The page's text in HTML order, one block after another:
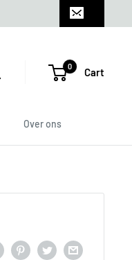
0 Cart
Over ons